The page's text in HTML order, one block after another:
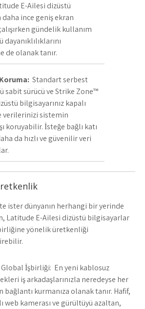
E-Ailesi dizüstü
ince geniş ekran
gündelik kullanım
de olanak tanır.
Standart serbest
sabit sürücü ve Strike Zone™
bilgisayarınız kapalı
verilerinizi sistemin
koruyabilir. İsteğe bağlı katı
da hızlı ve güvenilir veri
ister dünyanın herhangi bir yerinde
Latitude E-Ailesi dizüstü bilgisayarlar
yönelik üretkenliği
İşbirliği: En yeni kablosuz
iş arkadaşlarınızla neredeyse her
bağlantı kurmanıza olanak tanır. Hafif,
web kamerası ve gürültüyü azaltan,